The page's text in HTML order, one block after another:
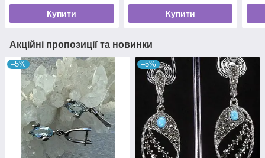
Купити Купити
Акційні пропозиції та новинки
–5% –5%